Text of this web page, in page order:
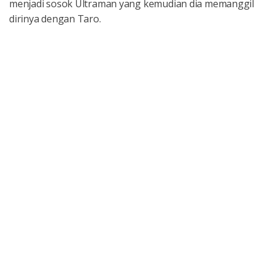
menjadi sosok Ultraman yang kemudian dia memanggil
dirinya dengan Taro.